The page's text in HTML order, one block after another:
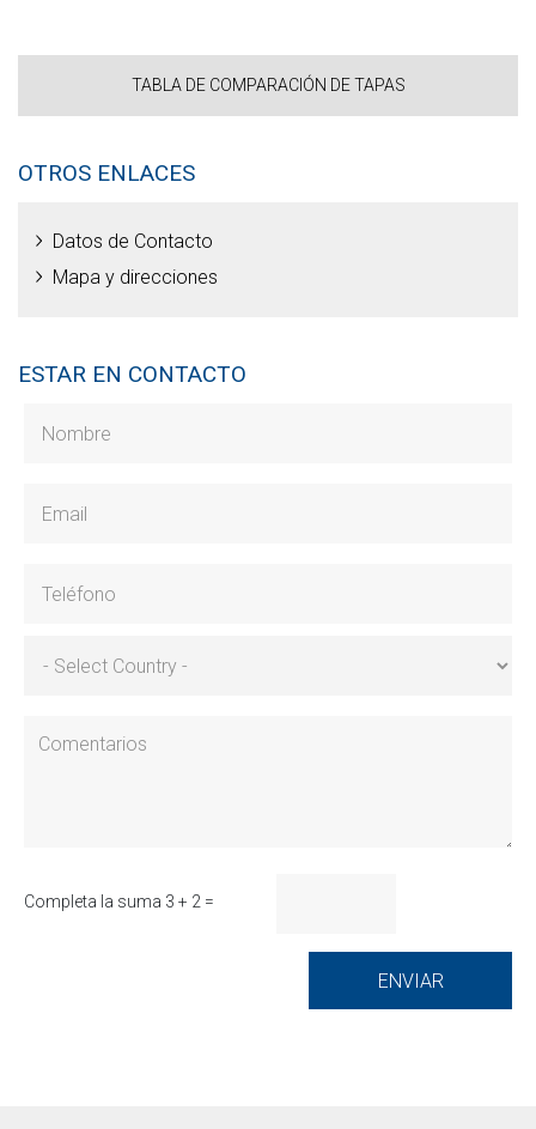
TABLA DE COMPARACIÓN DE TAPAS
OTROS ENLACES
Datos de Contacto
Mapa y direcciones
ESTAR EN CONTACTO
Completa la suma 3 + 2 =